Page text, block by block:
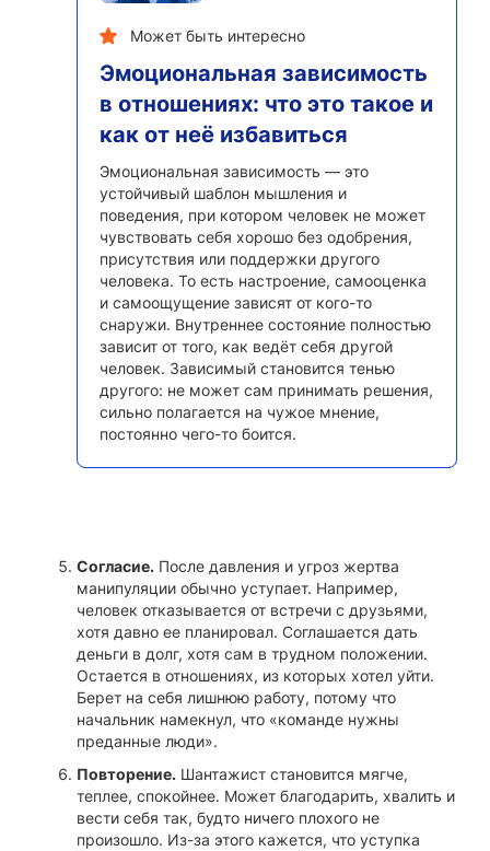
Может быть интересно
Эмоциональная зависимость
в отношениях: что это такое и
как от неё избавиться
Эмоциональная зависимость — это
устойчивый шаблон мышления и
поведения, при котором человек не может
чувствовать себя хорошо без одобрения,
присутствия или поддержки другого
человека. То есть настроение, самооценка
и самоощущение зависят от кого-то
снаружи. Внутреннее состояние полностью
зависит от того, как ведёт себя другой
человек. Зависимый становится тенью
другого: не может сам принимать решения,
сильно полагается на чужое мнение,
постоянно чего-то боится.
Согласие. После давления и угроз жертва
манипуляции обычно уступает. Например,
человек отказывается от встречи с друзьями,
хотя давно ее планировал. Соглашается дать
деньги в долг, хотя сам в трудном положении.
Остается в отношениях, из которых хотел уйти.
Берет на себя лишнюю работу, потому что
начальник намекнул, что «команде нужны
преданные люди».
Повторение. Шантажист становится мягче,
теплее, спокойнее. Может благодарить, хвалить и
вести себя так, будто ничего плохого не
произошло. Из-за этого кажется, что уступка